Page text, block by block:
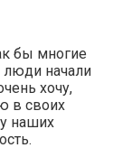
бы многие
люди начали
хочу,
в своих
наших